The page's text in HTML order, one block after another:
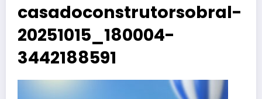
casadoconstrutorsobral-
20251015_180004-
3442188591